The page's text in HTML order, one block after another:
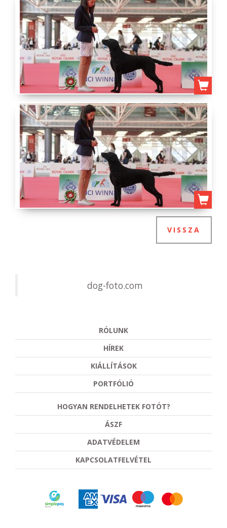
VISSZA
dog-foto.com
RÓLUNK
HÍREK
KIÁLLÍTÁSOK
PORTFÓLIÓ
HOGYAN RENDELHETEK FOTÓT?
ÁSZF
ADATVÉDELEM
KAPCSOLATFELVÉTEL